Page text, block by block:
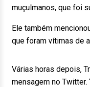
muçulmanos, que foi
Ele também
que foram vítimas de
Várias horas depois,
mensagem no Twitter.